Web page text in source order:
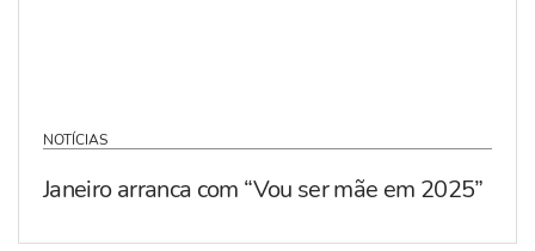
NOTÍCIAS
Janeiro arranca com “Vou ser mãe em 2025”